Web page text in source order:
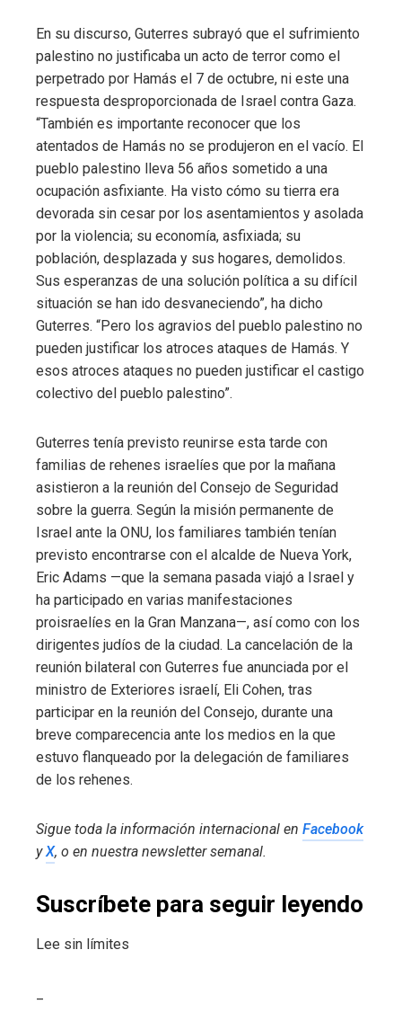
En su discurso, Guterres subrayó que el sufrimiento
palestino no justificaba un acto de terror como el
perpetrado por Hamás el 7 de octubre, ni este una
respuesta desproporcionada de Israel contra Gaza.
“También es importante reconocer que los
atentados de Hamás no se produjeron en el vacío. El
pueblo palestino lleva 56 años sometido a una
ocupación asfixiante. Ha visto cómo su tierra era
devorada sin cesar por los asentamientos y asolada
por la violencia; su economía, asfixiada; su
población, desplazada y sus hogares, demolidos.
Sus esperanzas de una solución política a su difícil
situación se han ido desvaneciendo”, ha dicho
Guterres. “Pero los agravios del pueblo palestino no
pueden justificar los atroces ataques de Hamás. Y
esos atroces ataques no pueden justificar el castigo
colectivo del pueblo palestino”.
Guterres tenía previsto reunirse esta tarde con
familias de rehenes israelíes que por la mañana
asistieron a la reunión del Consejo de Seguridad
sobre la guerra. Según la misión permanente de
Israel ante la ONU, los familiares también tenían
previsto encontrarse con el alcalde de Nueva York,
Eric Adams —que la semana pasada viajó a Israel y
ha participado en varias manifestaciones
proisraelíes en la Gran Manzana—, así como con los
dirigentes judíos de la ciudad. La cancelación de la
reunión bilateral con Guterres fue anunciada por el
ministro de Exteriores israelí, Eli Cohen, tras
participar en la reunión del Consejo, durante una
breve comparecencia ante los medios en la que
estuvo flanqueado por la delegación de familiares
de los rehenes.
Sigue toda la información internacional en Facebook
yX, o en nuestra newsletter semanal.
Suscríbete para seguir leyendo
Lee sin límites